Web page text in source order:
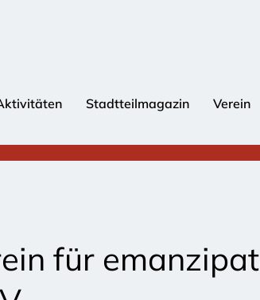
Stadtteilmagazin Verein
für